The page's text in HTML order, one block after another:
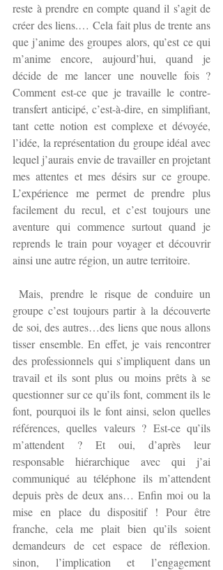
reste à prendre en compte quand il s’agit de
créer des liens.… Cela fait plus de trente ans
que j’anime des groupes alors, qu’est ce qui
m’anime encore, aujourd’hui, quand je
décide de me lancer une nouvelle fois ?
Comment est-ce que je travaille le contre-
transfert anticipé, c’est-à-dire, en simplifiant,
tant cette notion est complexe et dévoyée,
l’idée, la représentation du groupe idéal avec
lequel j’aurais envie de travailler en projetant
mes attentes et mes désirs sur ce groupe.
L’expérience me permet de prendre plus
facilement du recul, et c’est toujours une
aventure qui commence surtout quand je
reprends le train pour voyager et découvrir
ainsi une autre région, un autre territoire.
Mais, prendre le risque de conduire un
groupe c’est toujours partir à la découverte
de soi, des autres…des liens que nous allons
tisser ensemble. En effet, je vais rencontrer
des professionnels qui s’impliquent dans un
travail et ils sont plus ou moins prêts à se
questionner sur ce qu’ils font, comment ils le
font, pourquoi ils le font ainsi, selon quelles
références, quelles valeurs ? Est-ce qu’ils
m’attendent ? Et oui, d’après leur
responsable hiérarchique avec qui j’ai
communiqué au téléphone ils m’attendent
depuis près de deux ans… Enfin moi ou la
mise en place du dispositif ! Pour être
franche, cela me plait bien qu’ils soient
demandeurs de cet espace de réflexion.
sinon, l’implication et l’engagement